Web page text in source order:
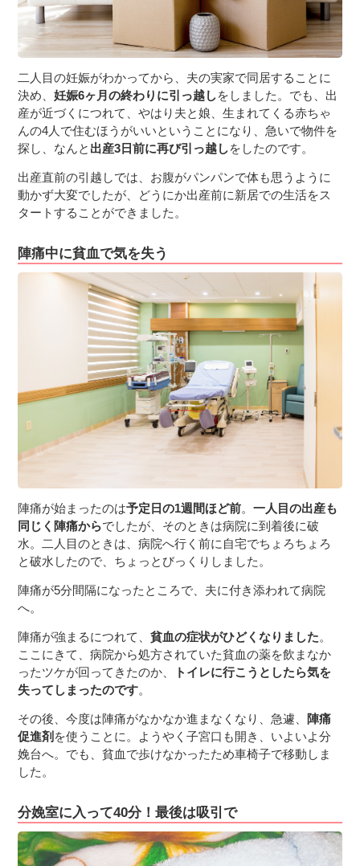
二人目の妊娠がわかってから、夫の実家で同居することに
決め、妊娠6ヶ月の終わりに引っ越しをしました。でも、出
産が近づくにつれて、やはり夫と娘、生まれてくる赤ちゃ
んの4人で住むほうがいいということになり、急いで物件を
探し、なんと 出産3日前に再び引っ越しをしたのです。
出産直前の引越しでは、お腹がパンパンで体も思うように
動かず大変でしたが、どうにか出産前に新居での生活をス
タートすることができました。
陣痛中に貧血で気を失う
陣痛が始まったのは予定日の1週間ほど前。一人目の出産も
同じく陣痛からでしたが、そのときは病院に到着後に破
水。二人目のときは、病院へ行く前に自宅でちょろちょろ
と破水したので、ちょっとびっくりしました。
陣痛が5分間隔になったところで、夫に付き添われて病院
へ。
陣痛が強まるにつれて、貧血の症状がひどくなりました。
ここにきて、病院から処方されていた貧血の薬を飲まなか
ったツケが回ってきたのか、
トイレに行こうとしたら気を
失ってしまったのです。
その後、今度は陣痛がなかなか進まなくなり、急遽、 陣痛
促進剤 を使うことに。ようやく子宮口も開き、いよいよ分
娩台へ。でも、貧血で歩けなかったため車椅子で移動しま
した。
分娩室に入って40分！最後は吸引で